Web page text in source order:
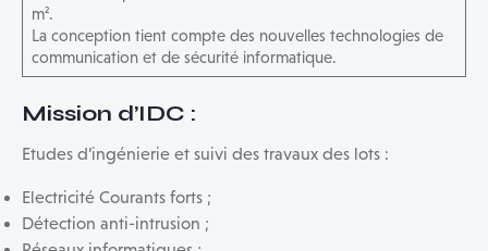
m².
La conception tient compte des nouvelles technologies de
communication et de sécurité informatique.
Mission d’IDC :
Etudes d’ingénierie et suivi des travaux des lots :
Electricité Courants forts ;
Détection anti-intrusion ;